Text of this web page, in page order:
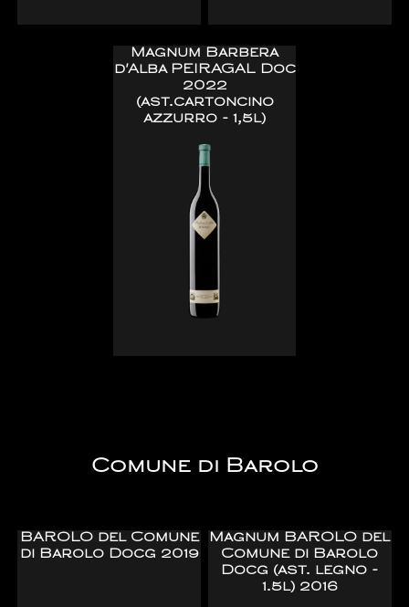
Magnum Barbera
d'Alba PEIRAGAL Doc
2022
(ast.cartoncino
azzurro - 1,5l)
Comune di Barolo
BAROLO del Comune
di Barolo Docg 2019
Magnum BAROLO del
Comune di Barolo
Docg (ast. legno -
1.5l) 2016